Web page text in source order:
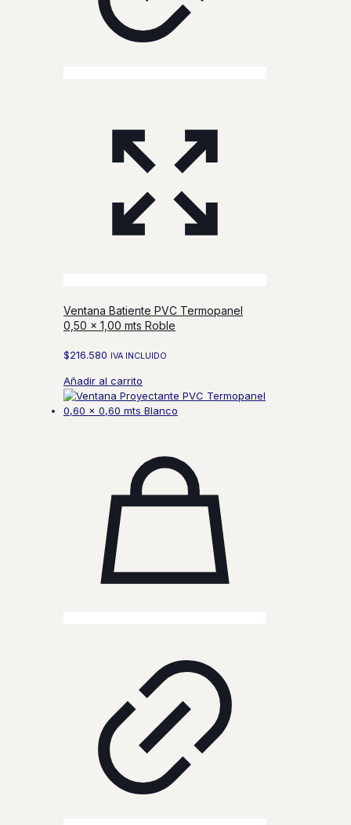
Ventana Batiente PVC Termopanel
0,50 x 1,00 mts Roble
$216.580 IVA INCLUIDO
Añadir al carrito